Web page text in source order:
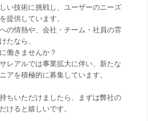
い技術に挑戦し、ユーザーのニーズ
提供しています。
の情熱や、会社・チーム・社員の雰
たなら、
働きませんか？
レアルでは事業拡大に伴い、新たな
アを積極的に募集しています。
ちいただけましたら、まずは弊社の
けると嬉しいです。